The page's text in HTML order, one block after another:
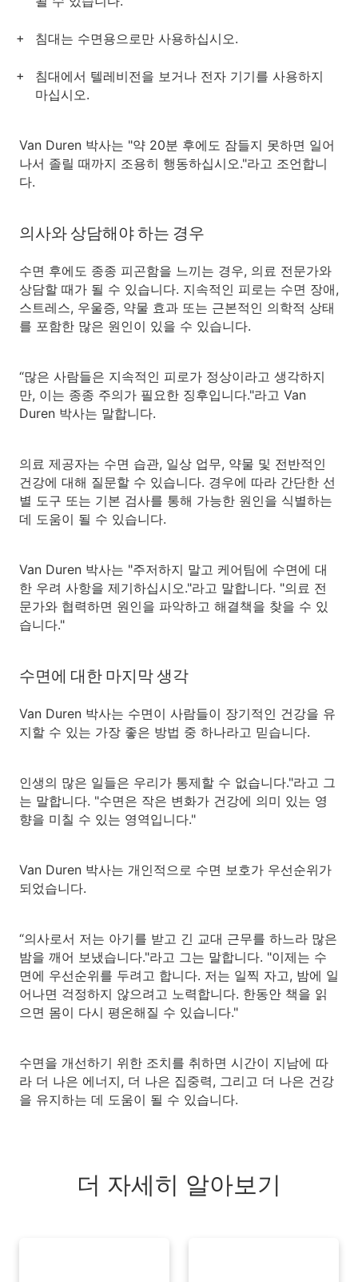
침대는 수면용으로만 사용하십시오.
침대에서 텔레비전을 보거나 전자 기기를 사용하지
마십시오.
Van Duren 박사는 "약 20분 후에도 잠들지 못하면 일어
나서 졸릴 때까지 조용히 행동하십시오."라고 조언합니
다.
의사와 상담해야 하는 경우
수면 후에도 종종 피곤함을 느끼는 경우, 의료 전문가와
상담할 때가 될 수 있습니다. 지속적인 피로는 수면 장애,
스트레스, 우울증, 약물 효과 또는 근본적인 의학적 상태
를 포함한 많은 원인이 있을 수 있습니다.
“많은 사람들은 지속적인 피로가 정상이라고 생각하지
만, 이는 종종 주의가 필요한 징후입니다."라고 Van
Duren 박사는 말합니다.
의료 제공자는 수면 습관, 일상 업무, 약물 및 전반적인
건강에 대해 질문할 수 있습니다. 경우에 따라 간단한 선
별 도구 또는 기본 검사를 통해 가능한 원인을 식별하는
데 도움이 될 수 있습니다.
Van Duren 박사는 "주저하지 말고 케어팀에 수면에 대
한 우려 사항을 제기하십시오."라고 말합니다. "의료 전
문가와 협력하면 원인을 파악하고 해결책을 찾을 수 있
습니다."
수면에 대한 마지막 생각
Van Duren 박사는 수면이 사람들이 장기적인 건강을 유
지할 수 있는 가장 좋은 방법 중 하나라고 믿습니다.
인생의 많은 일들은 우리가 통제할 수 없습니다."라고 그
는 말합니다. "수면은 작은 변화가 건강에 의미 있는 영
향을 미칠 수 있는 영역입니다."
Van Duren 박사는 개인적으로 수면 보호가 우선순위가
되었습니다.
“의사로서 저는 아기를 받고 긴 교대 근무를 하느라 많은
밤을 깨어 보냈습니다."라고 그는 말합니다. "이제는 수
면에 우선순위를 두려고 합니다. 저는 일찍 자고, 밤에 일
어나면 걱정하지 않으려고 노력합니다. 한동안 책을 읽
으면 몸이 다시 평온해질 수 있습니다."
수면을 개선하기 위한 조치를 취하면 시간이 지남에 따
라 더 나은 에너지, 더 나은 집중력, 그리고 더 나은 건강
을 유지하는 데 도움이 될 수 있습니다.
더 자세히 알아보기